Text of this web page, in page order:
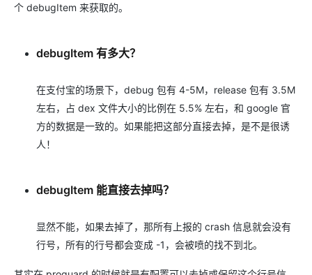
个 debugItem 来获取的。
debugItem 有多大？
在支付宝的场景下，debug 包有 4-5M，release 包有 3.5M
左右，占 dex 文件大小的比例在 5.5% 左右，和 google 官
方的数据是一致的。如果能把这部分直接去掉，是不是很诱
人！
debugItem 能直接去掉吗？
显然不能，如果去掉了，那所有上报的 crash 信息就会没有
行号，所有的行号都会变成 -1，会被喷的找不到北。